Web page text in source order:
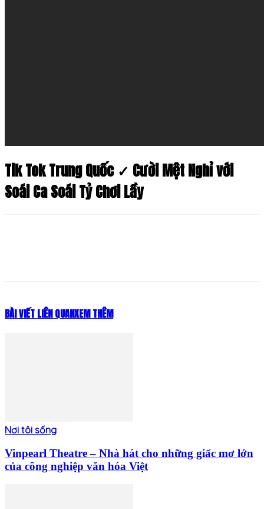
Tik Tok Trung Quốc ✓ Cười Mệt Nghỉ với
Soái Ca Soái Tỷ Chơi Lầy
BÀI VIẾT LIÊN QUANXEM THÊM
Nơi tôi sống
Vinpearl Theatre – Nhà hát cho những giấc mơ lớn
của công nghiệp văn hóa Việt